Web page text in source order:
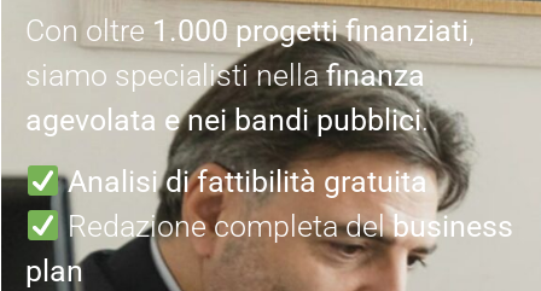
Con oltre 1.000 progetti finanziati,
siamo specialisti nellafinanza
agevolata e nei bandi pubblici.
Analisi di fattibilità gratuita
Redazione completa delbusiness
plan